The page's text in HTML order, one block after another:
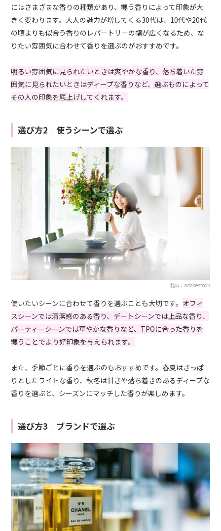
にはさまざまな香りの種類があり、纏う香りによって印象が大
きく変わります。大人の魅力が増してくる30代は、10代や20代
の頃よりも似合う香りのレパートリーの幅が広くなるため、な
りたい雰囲気に合わせて香りを選ぶのがおすすめです。
明るい雰囲気に見られたいときは爽やかな香り、落ち着いた雰
囲気に見られたいときはディープな香りなど、選ぶものによって
その人の印象を底上げしてくれます。
選び方2｜使うシーンで選ぶ
出典：adobestock
使いたいシーンに合わせて香りを選ぶことも大切です。 オフィ
スシーンでは清潔感のある香り、デートシーンでは上品な香り、
パーティーシーンでは華やかな香りなど、TPOに合った香りを
纏うことでより好印象を与えられます。
また、季節ごとに香りを選ぶのもおすすめです。春夏はさっぱ
りとしたライトな香り、秋冬は甘さや落ち着きのあるディープな
香りを選ぶと、シーズンにマッチした香りが楽しめます。
選び方3｜ブランドで選ぶ